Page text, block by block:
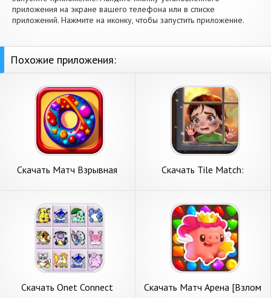
приложения на экране вашего телефона или в списке
приложений. Нажмите на иконку, чтобы запустить приложение.
Похожие приложения:
Скачать Матч Взрывная
на Андроид
Скачать Tile Match:
монеты] APK на Андроид
Скачать Onet Connect
Скачать Матч Арена [Взлом